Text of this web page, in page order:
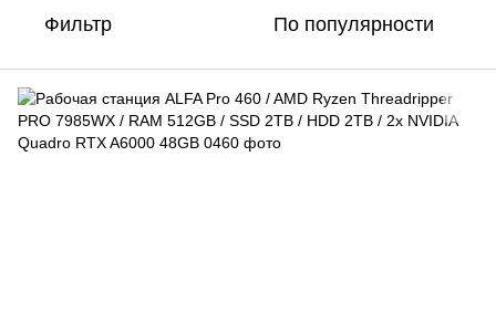
Фильтр По популярности